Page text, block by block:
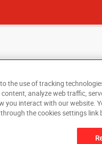
the use of tracking
analyze web traffic,
you interact with our website.
the cookies settings link